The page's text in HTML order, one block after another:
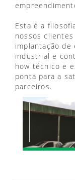
Esta é a
nossos
implantação de
industrial e
how técnico e
ponta para a
parceiros.